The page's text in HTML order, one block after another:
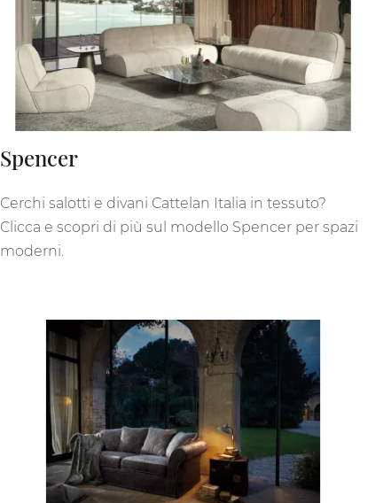
Spencer
Cerchi salotti e divani Cattelan Italia in tessuto?
Clicca e scopri di più sul modello Spencer per spazi
moderni.